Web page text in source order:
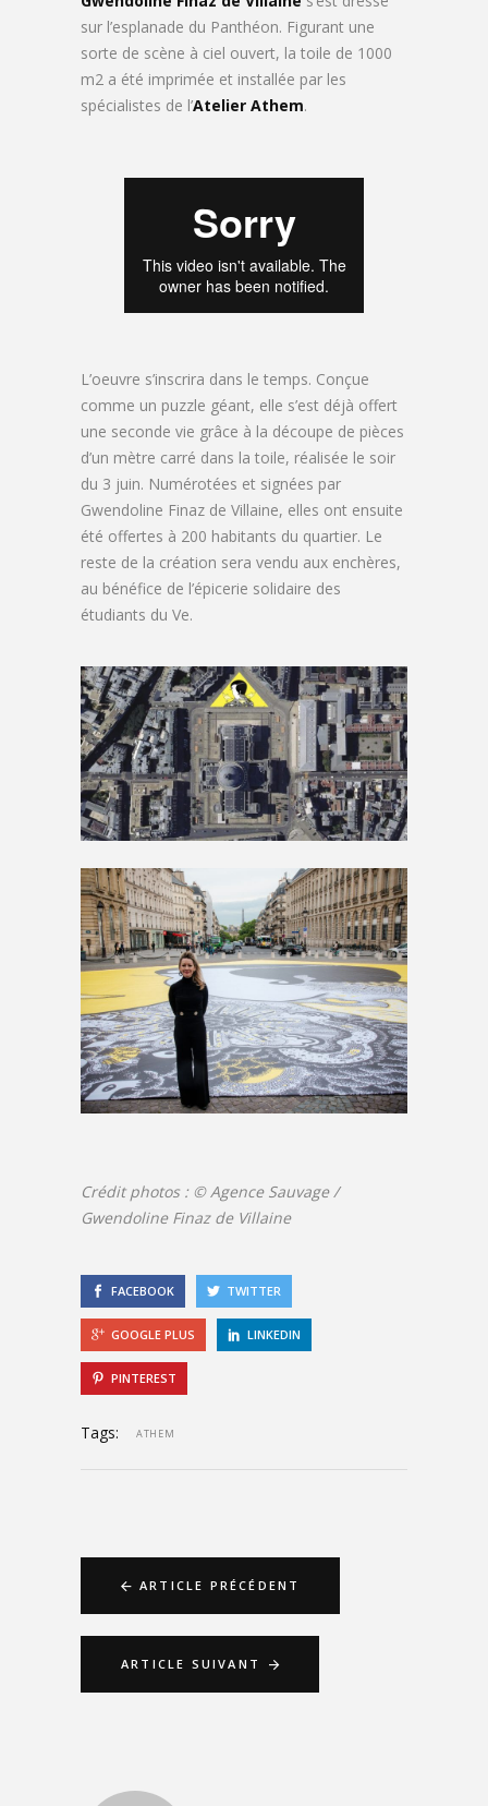
sur l’esplanade du Panthéon. Figurant une
sorte de scène à ciel ouvert, la toile de 1000
m2 a été imprimée et installée par les
spécialistes de l’Atelier Athem.
L’oeuvre s’inscrira dans le temps. Conçue
comme un puzzle géant, elle s’est déjà offert
une seconde vie grâce à la découpe de pièces
d’un mètre carré dans la toile, réalisée le soir
du 3 juin. Numérotées et signées par
Gwendoline Finaz de Villaine, elles ont ensuite
été offertes à 200 habitants du quartier. Le
reste de la création sera vendu aux enchères,
au bénéfice de l’épicerie solidaire des
étudiants du Ve.
Crédit photos : © Agence Sauvage /
Gwendoline Finaz de Villaine
FACEBOOK TWITTER
GOOGLE PLUS LINKEDIN
PINTEREST
Tags: ATHEM
ARTICLE PRÉCÉDENT
ARTICLE SUIVANT